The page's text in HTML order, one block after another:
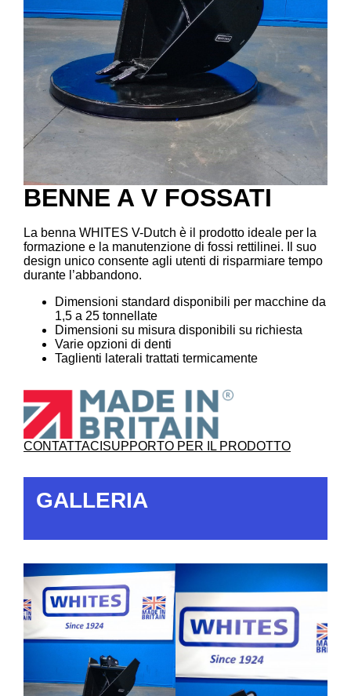
BENNE A V FOSSATI
La benna WHITES V-Dutch è il prodotto ideale per la
formazione e la manutenzione di fossi rettilinei. Il suo
design unico consente agli utenti di risparmiare tempo
durante l’abbandono.
Dimensioni standard disponibili per macchine da
1,5 a 25 tonnellate
Dimensioni su misura disponibili su richiesta
Varie opzioni di denti
Taglienti laterali trattati termicamente
CONTATTACI SUPPORTO PER IL PRODOTTO
GALLERIA